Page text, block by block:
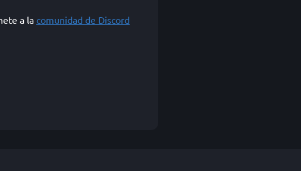
a la comunidad de Discord